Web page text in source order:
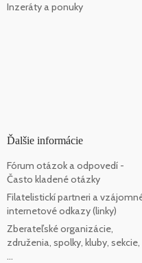
Inzeráty a ponuky
Ďalšie informácie
Fórum otázok a odpovedí -
Často kladené otázky
Filatelistickí partneri a
internetové odkazy (linky)
Zberateľské organizácie,
združenia, spolky, kluby, sekcie,
...